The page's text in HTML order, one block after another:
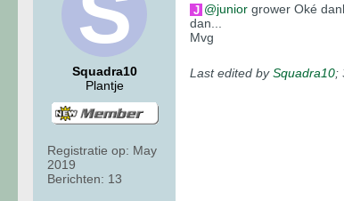
Squadra10
Plantje
Registratie op: May
2019
Berichten: 13
junior grower Oké
dan...
Mvg
Last edited bySquadra10;